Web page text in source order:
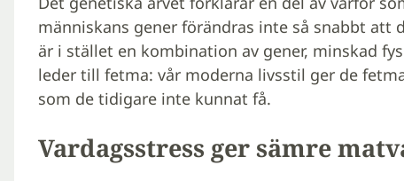
människans gener förändras inte så snabbt att
är i stället en kombination av gener, minskad
leder till fetma: vår moderna livsstil ger de
som de tidigare inte kunnat få.
Vardagsstress ger sämre